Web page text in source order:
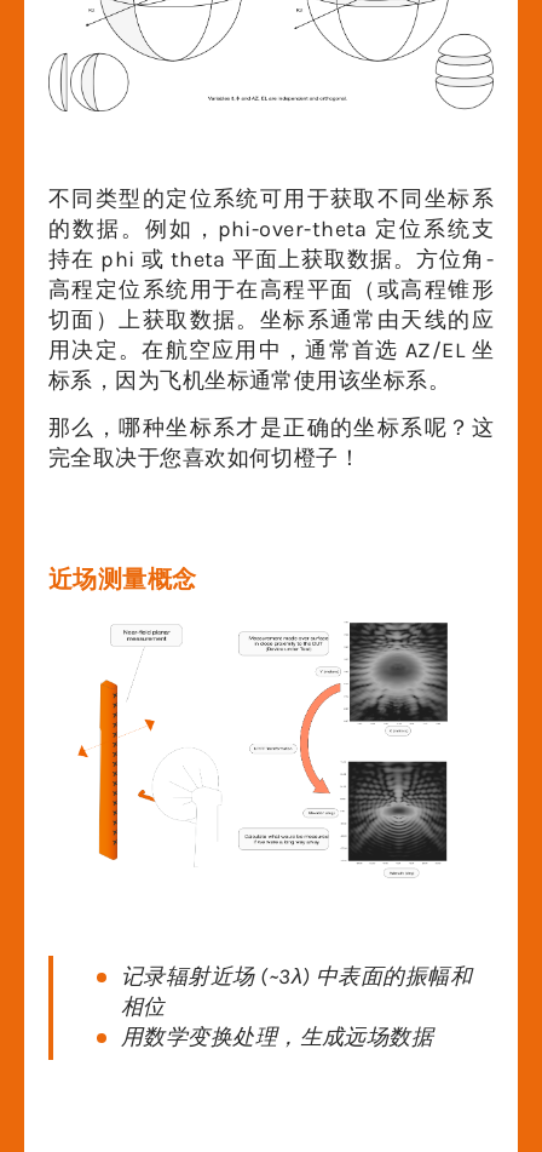
不同类型的定位系统可用于获取不同坐标系
的数据。例如，phi-over-theta 定位系统支
持在 phi 或 theta 平面上获取数据。方位角-
高程定位系统用于在高程平面（或高程锥形
切面）上获取数据。坐标系通常由天线的应
用决定。在航空应用中，通常首选 AZ/EL 坐
标系，因为飞机坐标通常使用该坐标系。
那么，哪种坐标系才是正确的坐标系呢？这
完全取决于您喜欢如何切橙子！
近场测量概念
记录辐射近场 (~3λ) 中表面的振幅和
相位
用数学变换处理，生成远场数据